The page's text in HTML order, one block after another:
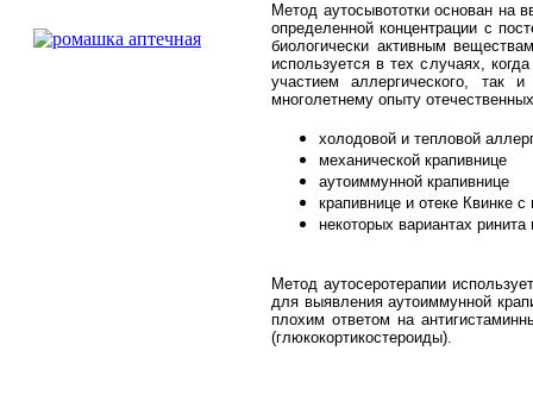
Метод аутосывототки основан на
определенной концентрации с
биологически активным
используется в тех случаях,
участием аллергического, так
многолетнему опыту
холодовой и тепловой
механической крапивнице
аутоиммунной крапивнице
крапивнице и отеке Квинке
некоторых вариантах
Метод аутосеротерапии
для выявления аутоиммунной
плохим ответом на
(глюкокортикостероиды).